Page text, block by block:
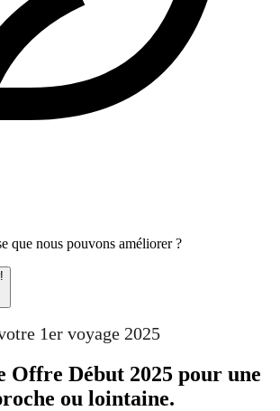
que nous pouvons améliorer ?
1er voyage 2025
Offre Début 2025 pour une
ou lointaine.